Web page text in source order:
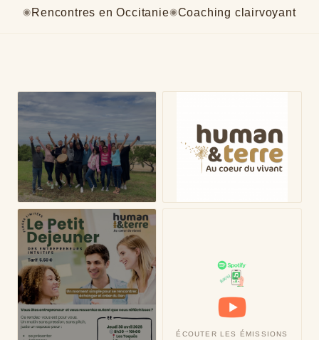
◉ Rencontres en Occitanie◉Coaching clairvoyant
ÉCOUTER LES ÉMISSIONS